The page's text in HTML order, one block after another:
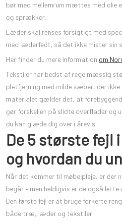
bør med mellemrum mættes med olie
og sprækker.
Læder skal renses forsigtigt med
med læderfedt, så det ikke mister sin
Her finder du mere information om
Tekstiler har bedst af regelmæssig
pletfjerning med milde sæber, der
materialet gælder det, at
gør forskellen på slidte overflader og
du kan glæde dig over i årevis.
De 5 største fejl
og hvordan du
Når det kommer til møbelpleje, er der
begår – men heldigvis er de også lette
Den første fejl er at bruge forkerte
både træ, læder og tekstiler.